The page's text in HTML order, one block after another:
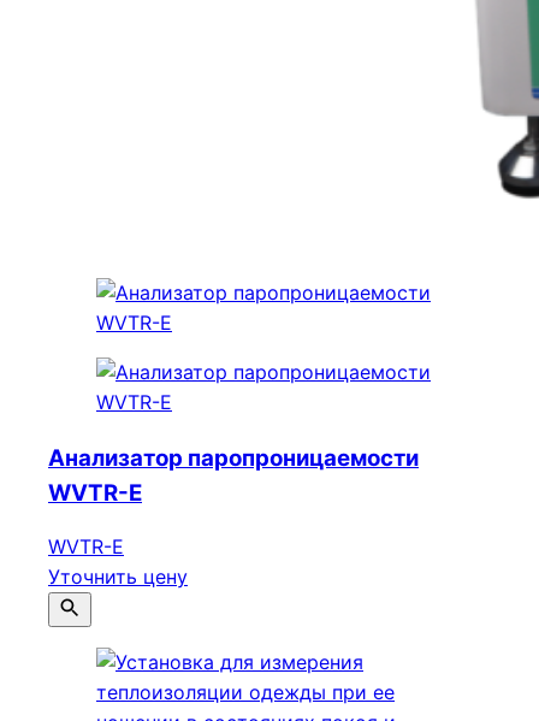
Анализатор паропроницаемости
WVTR-E
WVTR-E
Уточнить цену